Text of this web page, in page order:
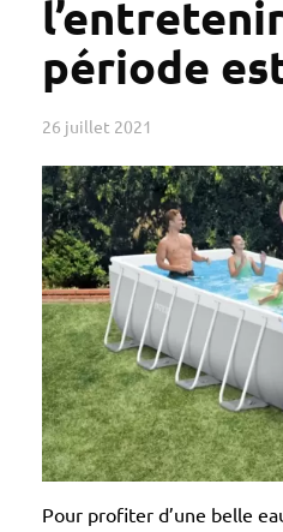
période
26 juillet 2021
Pour profiter d’une belle